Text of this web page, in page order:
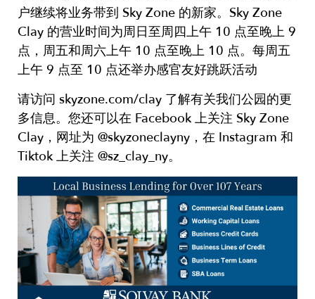
户继续将业务带到 Sky Zone 的新家。Sky Zone
Clay 的营业时间为周日至周四上午 10 点至晚上 9
点，周五和周六上午 10 点至晚上 10 点。每周五
上午 9 点至 10 点还举办感官友好跳跃活动
请访问 skyzone.com/clay 了解有关我们公园的更
多信息。您还可以在 Facebook 上关注 Sky Zone
Clay，网址为 @skyzoneclayny，在 Instagram 和
Tiktok 上关注 @sz_clay_ny。